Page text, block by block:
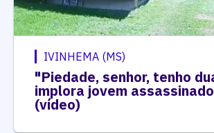
IVINHEMA (MS)
"Piedade, senhor, tenho
implora jovem
(vídeo)